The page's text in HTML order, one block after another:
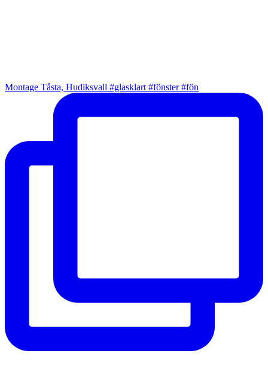
Montage Tåsta, Hudiksvall #glasklart #fönster #fön